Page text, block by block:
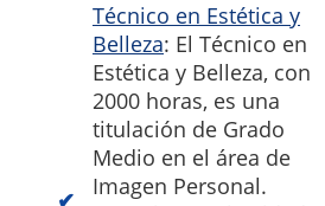
Técnico en Estética y
Belleza: El Técnico en
Estética y Belleza, con
2000 horas, es una
titulación de Grado
Medio en el área de
Imagen Personal.